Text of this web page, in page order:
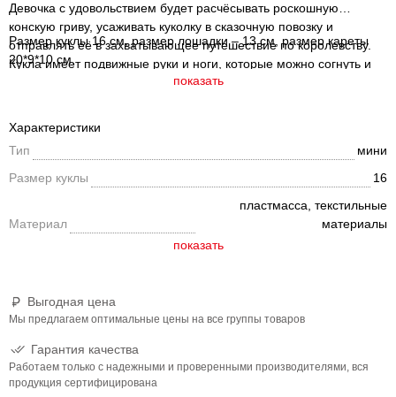
Девочка с удовольствием будет расчёсывать роскошную
конскую гриву, усаживать куколку в сказочную повозку и
отправлять её в захватывающее путешествие по королевству.
Кукла имеет подвижные руки и ноги, которые можно согнуть и
придать необходимое положение.
Размер куклы 16 см, размер лошадки – 13 см, размер кареты
20*9*10 см.
показать
Выгодная цена
Мы предлагаем оптимальные цены на все группы товаров
Гарантия качества
Работаем только с надежными и проверенными производителями, вся
продукция сертифицирована
Характеристики
Тип
мини
Размер куклы
16
Материал
пластмасса, текстильные
материалы